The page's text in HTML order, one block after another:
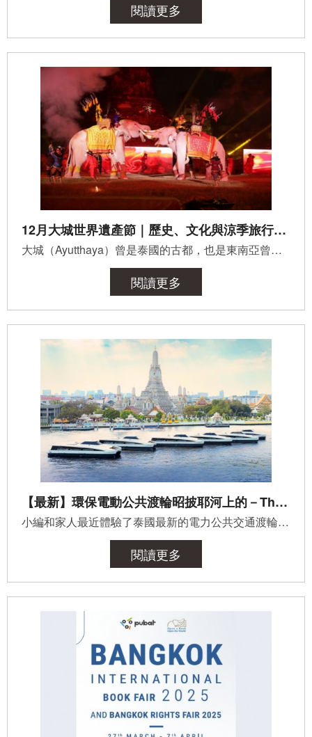
閱讀更多
12月大城世界遺產節｜歷史、文化與涼季旅行泰好玩的曼谷一日遊！
大城（Ayutthaya）曾是泰國的古都，也是東南亞曾經最繁華的貿易中心。這座城市在1350年建立後，經歷了四百多...
閱讀更多
【最新】環保電動公共渡輪昭披耶河上的－Thai Smile Boat
小編和家人最近體驗了泰國最新的電力公共交通渡輪 Thai Smile Boat，非常推薦給大家！綠色環保、沒有刺鼻的...
閱讀更多